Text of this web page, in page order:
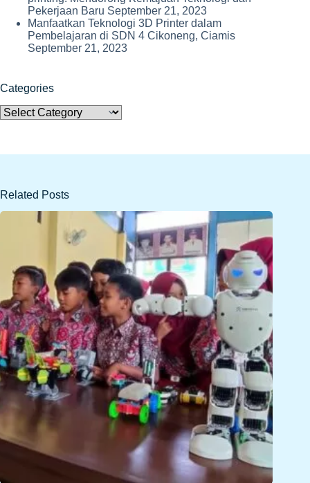
Pekerjaan Baru September 21, 2023
Manfaatkan Teknologi 3D Printer dalam
Pembelajaran di SDN 4 Cikoneng, Ciamis
September 21, 2023
Categories
Categories
Related Posts